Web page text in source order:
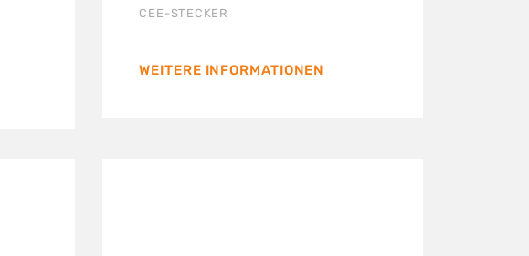
CEE-STECKER
WEITERE INFORMATIONEN